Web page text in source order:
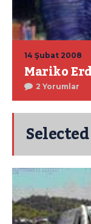
14 Şubat 2008
Mariko
2 Yorumlar